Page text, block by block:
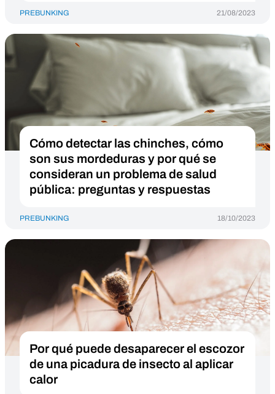
PREBUNKING 21/08/2023
Cómo detectar las chinches, cómo
son sus mordeduras y por qué se
consideran un problema de salud
pública: preguntas y respuestas
PREBUNKING 18/10/2023
Por qué puede desaparecer el escozor
de una picadura de insecto al aplicar
calor